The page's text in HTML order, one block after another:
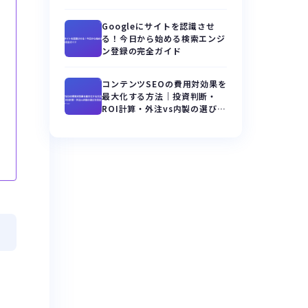
Googleにサイトを認識させ
る！今日から始める検索エンジ
ン登録の完全ガイド
コンテンツSEOの費用対効果を
最大化する方法｜投資判断・
ROI計算・外注vs内製の選び方